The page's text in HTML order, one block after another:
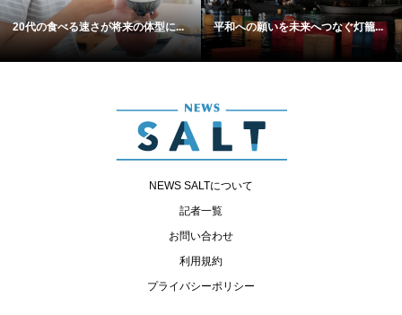
20代の食べる速さが将来の体型に... 平和への願いを未来へつなぐ灯籠...
NEWS SALTについて
記者一覧
お問い合わせ
利用規約
プライバシーポリシー